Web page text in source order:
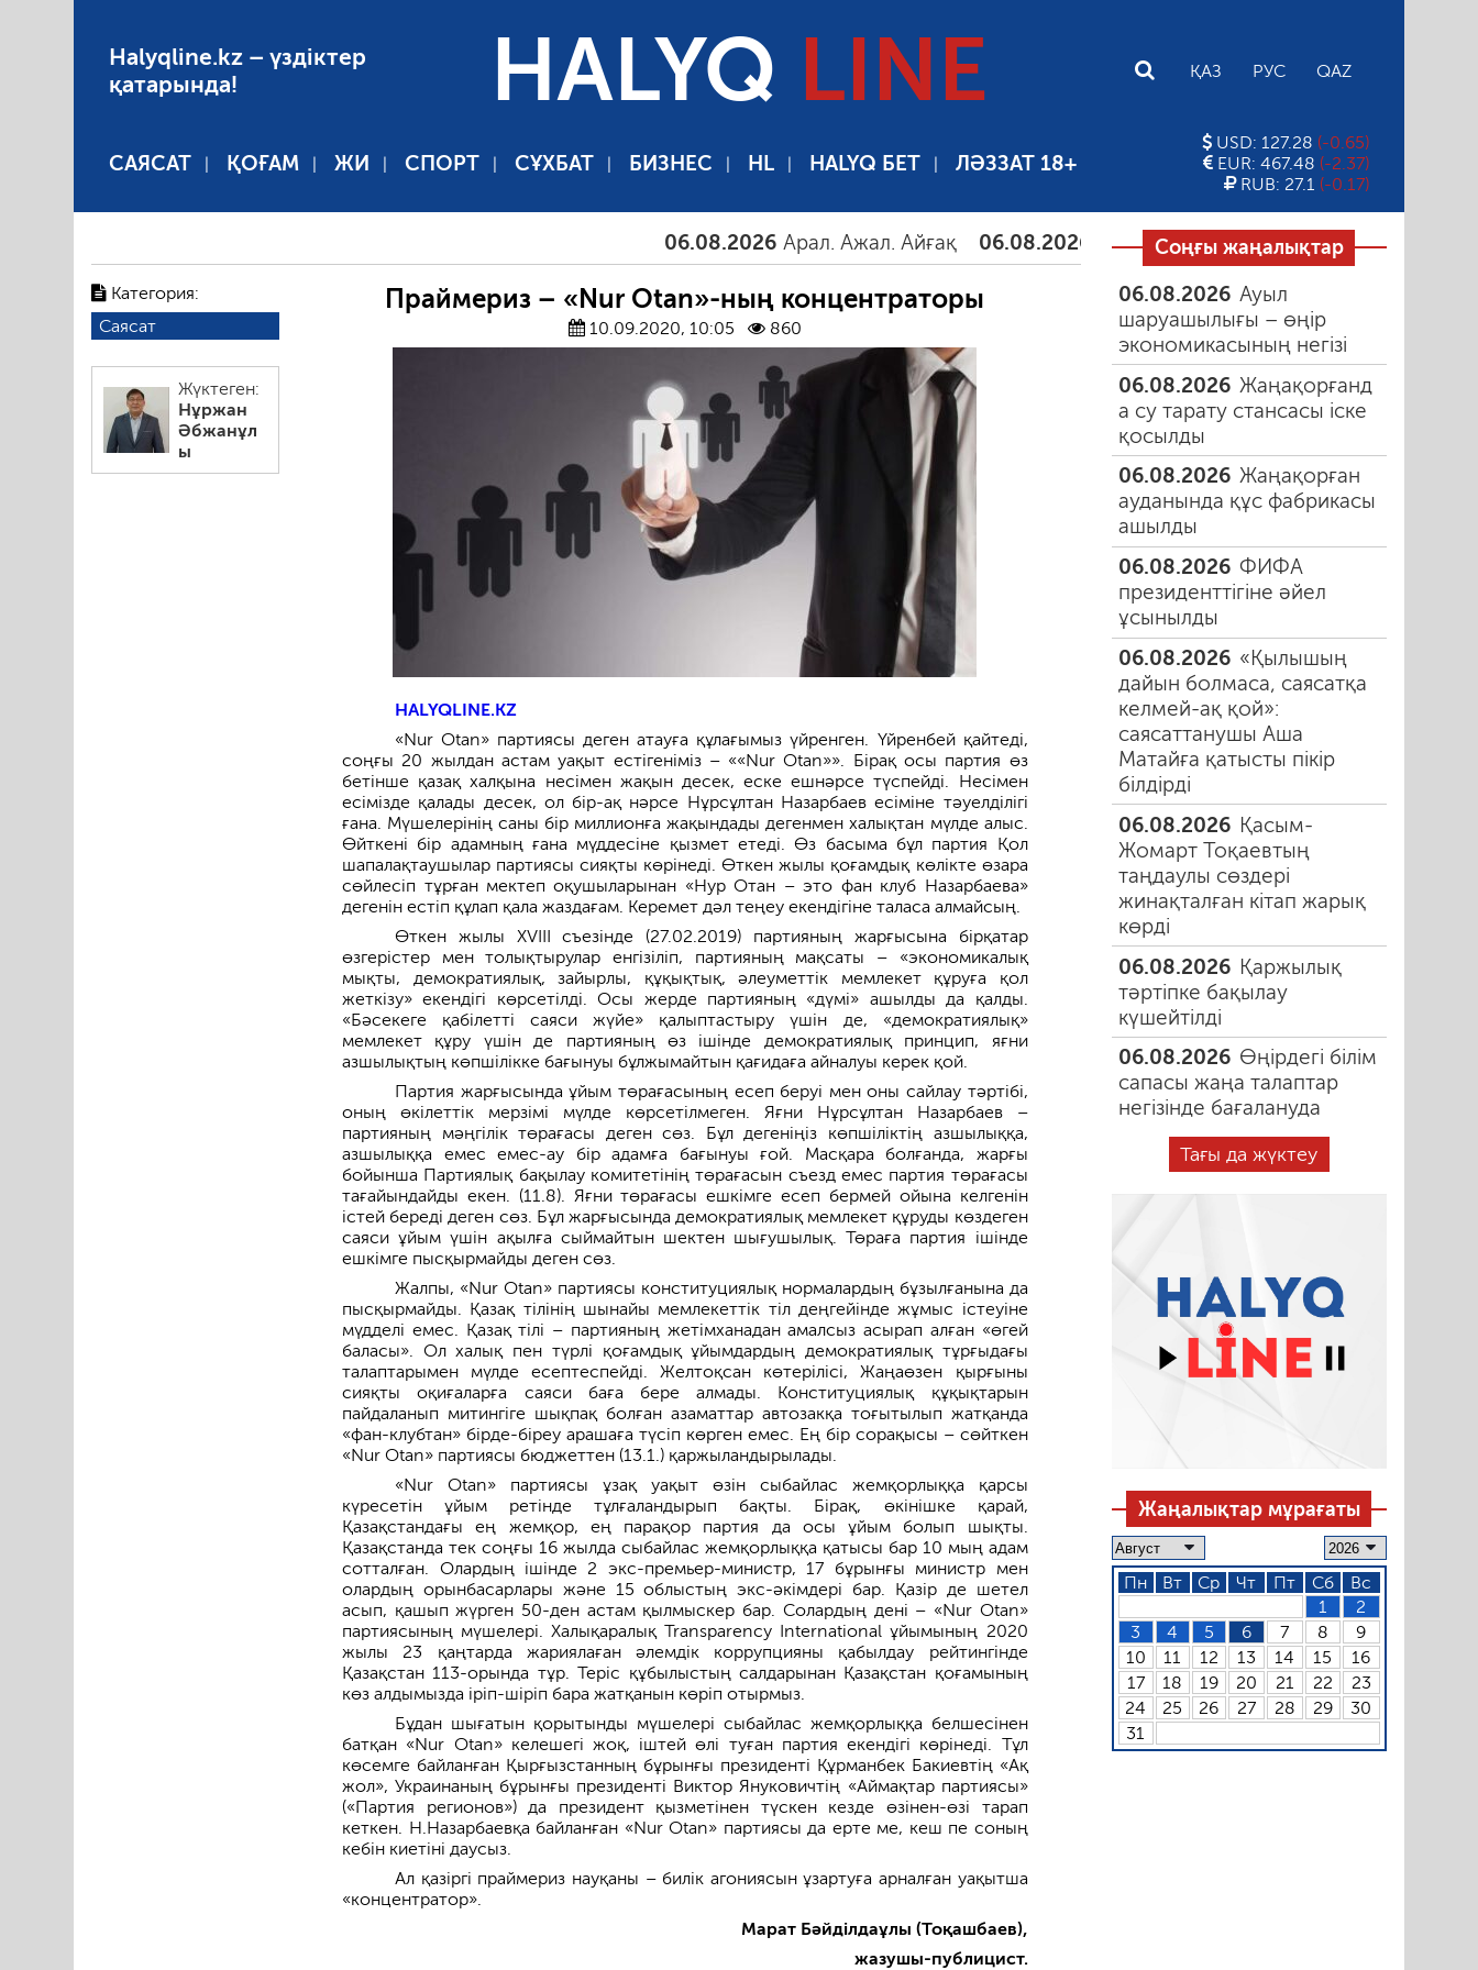
Halyqline.kz – үздіктер
қатарында!
HALYQ LINE ҚАЗ РУС QAZ
САЯСАТ ҚОҒАМ ЖИ СПОРТ СҰХБАТ БИЗНЕС HL HALYQ БЕТ ЛӘЗЗАТ 18+
USD: 127.28 (-0.65)
EUR: 467.48 (-2.37)
RUB: 27.1 (-0.17)
06.08.2026 Арал. Ажал. Айғақ 06.08.2026 Тамыздағы таңғы түтін 06.08.2026
Категория:
Саясат
Жүктеген:
Нұржан
Әбжанұл
ы
Праймериз – «Nur Otan»-ның концентраторы
10.09.2020, 10:05 860
HALYQLINE.KZ
«Nur Otan» партиясы деген атауға құлағымыз үйренген. Үйренбей қайтеді,
соңғы 20 жылдан астам уақыт естігеніміз – ««Nur Otan»». Бірақ осы партия өз
бетінше қазақ халқына несімен жақын десек, еске ешнәрсе түспейді. Несімен
есімізде қалады десек, ол бір-ақ нәрсе Нұрсұлтан Назарбаев есіміне тәуелділігі
ғана. Мүшелерінің саны бір миллионға жақындады дегенмен халықтан мүлде алыс.
Өйткені бір адамның ғана мүддесіне қызмет етеді. Өз басыма бұл партия Қол
шапалақтаушылар партиясы сияқты көрінеді. Өткен жылы қоғамдық көлікте өзара
сөйлесіп тұрған мектеп оқушыларынан «Нур Отан – это фан клуб Назарбаева»
дегенін естіп құлап қала жаздағам. Керемет дәл теңеу екендігіне таласа алмайсың.
Өткен жылы ХVIII съезінде (27.02.2019) партияның жарғысына бірқатар
өзгерістер мен толықтырулар енгізіліп, партияның мақсаты – «экономикалық
мықты, демократиялық, зайырлы, құқықтық, әлеуметтік мемлекет құруға қол
жеткізу» екендігі көрсетілді. Осы жерде партияның «дүмі» ашылды да қалды.
«Бәсекеге қабілетті саяси жүйе» қалыптастыру үшін де, «демократиялық»
мемлекет құру үшін де партияның өз ішінде демократиялық принцип, яғни
азшылықтың көпшілікке бағынуы бұлжымайтын қағидаға айналуы керек қой.
Партия жарғысында ұйым төрағасының есеп беруі мен оны сайлау тәртібі,
оның өкілеттік мерзімі мүлде көрсетілмеген. Яғни Нұрсұлтан Назарбаев –
партияның мәңгілік төрағасы деген сөз. Бұл дегеніңіз көпшіліктің азшылыққа,
азшылыққа емес емес-ау бір адамға бағынуы ғой. Масқара болғанда, жарғы
бойынша Партиялық бақылау комитетінің төрағасын съезд емес партия төрағасы
тағайындайды екен. (11.8). Яғни төрағасы ешкімге есеп бермей ойына келгенін
істей береді деген сөз. Бұл жарғысында демократиялық мемлекет құруды көздеген
саяси ұйым үшін ақылға сыймайтын шектен шығушылық. Төраға партия ішінде
ешкімге пысқырмайды деген сөз.
Жалпы, «Nur Otan» партиясы конституциялық нормалардың бұзылғанына да
пысқырмайды. Қазақ тілінің шынайы мемлекеттік тіл деңгейінде жұмыс істеуіне
мүдделі емес. Қазақ тілі – партияның жетімханадан амалсыз асырап алған «өгей
баласы». Ол халық пен түрлі қоғамдық ұйымдардың демократиялық тұрғыдағы
талаптарымен мүлде есептеспейді. Желтоқсан көтерілісі, Жаңаөзен қырғыны
сияқты оқиғаларға саяси баға бере алмады. Конституциялық құқықтарын
пайдаланып митингіге шықпақ болған азаматтар автозакқа тоғытылып жатқанда
«фан-клубтан» бірде-біреу арашаға түсіп көрген емес. Ең бір сорақысы – сөйткен
«Nur Otan» партиясы бюджеттен (13.1.) қаржыландырылады.
«Nur Otan» партиясы ұзақ уақыт өзін сыбайлас жемқорлыққа қарсы
күресетін ұйым ретінде тұлғаландырып бақты. Бірақ, өкінішке қарай,
Қазақстандағы ең жемқор, ең парақор партия да осы ұйым болып шықты.
Қазақстанда тек соңғы 16 жылда сыбайлас жемқорлыққа қатысы бар 10 мың адам
сотталған. Олардың ішінде 2 экс-премьер-министр, 17 бұрынғы министр мен
олардың орынбасарлары және 15 облыстың экс-әкімдері бар. Қазір де шетел
асып, қашып жүрген 50-ден астам қылмыскер бар. Солардың дені – «Nur Otan»
партиясының мүшелері. Халықаралық Transparency International ұйымының 2020
жылы 23 қаңтарда жариялаған әлемдік коррупцияны қабылдау рейтингінде
Қазақстан 113-орында тұр. Теріс құбылыстың салдарынан Қазақстан қоғамының
көз алдымызда іріп-шіріп бара жатқанын көріп отырмыз.
Бұдан шығатын қорытынды мүшелері сыбайлас жемқорлыққа белшесінен
батқан «Nur Otan» келешегі жоқ, іштей өлі туған партия екендігі көрінеді. Тұл
көсемге байланған Қырғызстанның бұрынғы президенті Құрманбек Бакиевтің «Ақ
жол», Украинаның бұрынғы президенті Виктор Януковичтің «Аймақтар партиясы»
(«Партия регионов») да президент қызметінен түскен кезде өзінен-өзі тарап
кеткен. Н.Назарбаевқа байланған «Nur Otan» партиясы да ерте ме, кеш пе соның
кебін киетіні даусыз.
Ал қазіргі праймериз науқаны – билік агониясын ұзартуға арналған уақытша
«концентратор».
Марат Бәйділдаұлы (Тоқашбаев),
жазушы-публицист.
Соңғы жаңалықтар
06.08.2026 Ауыл
шаруашылығы – өңір
экономикасының негізі
06.08.2026 Жаңақорғанд
а су тарату стансасы іске
қосылды
06.08.2026 Жаңақорған
ауданында құс фабрикасы
ашылды
06.08.2026 ФИФА
президенттігіне әйел
ұсынылды
06.08.2026 «Қылышың
дайын болмаса, саясатқа
келмей-ақ қой»:
саясаттанушы Аша
Матайға қатысты пікір
білдірді
06.08.2026 Қасым-
Жомарт Тоқаевтың
таңдаулы сөздері
жинақталған кітап жарық
көрді
06.08.2026 Қаржылық
тәртіпке бақылау
күшейтілді
06.08.2026 Өңірдегі білім
сапасы жаңа талаптар
негізінде бағалануда
Тағы да жүктеу
Жаңалықтар мұрағаты
Пн Вт Ср Чт Пт Сб
Вс
1
2
3
4 5 6 7 8
9
10
11 12 13 14 15
16
17
18 19 20 21 22
23
24
25 26 27 28 29
30
31